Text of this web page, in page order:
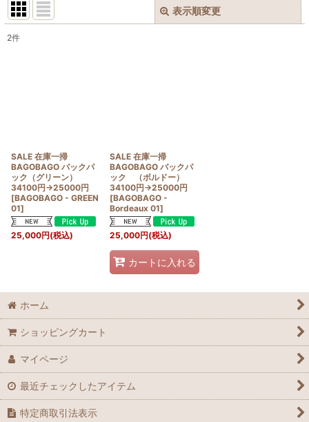
表示順変更
2件
SALE 在庫一掃
BAGOBAGO バックパ
ック（グリーン）
34100円→25000円
[BAGOBAGO - GREEN
01]
25,000円(税込)
SALE 在庫一掃
BAGOBAGO バックパ
ック （ボルドー）
34100円→25000円
[BAGOBAGO -
Bordeaux 01]
25,000円(税込)
カートに入れる
ホーム
ショッピングカート
マイページ
最近チェックしたアイテム
特定商取引法表示